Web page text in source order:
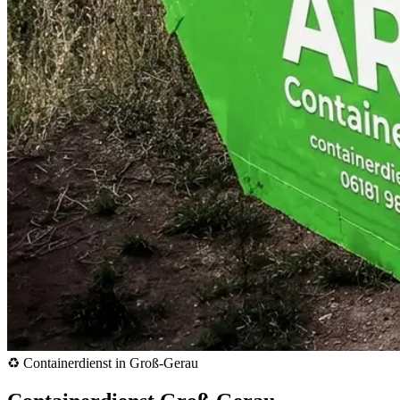
♻️ Containerdienst in Groß-Gerau